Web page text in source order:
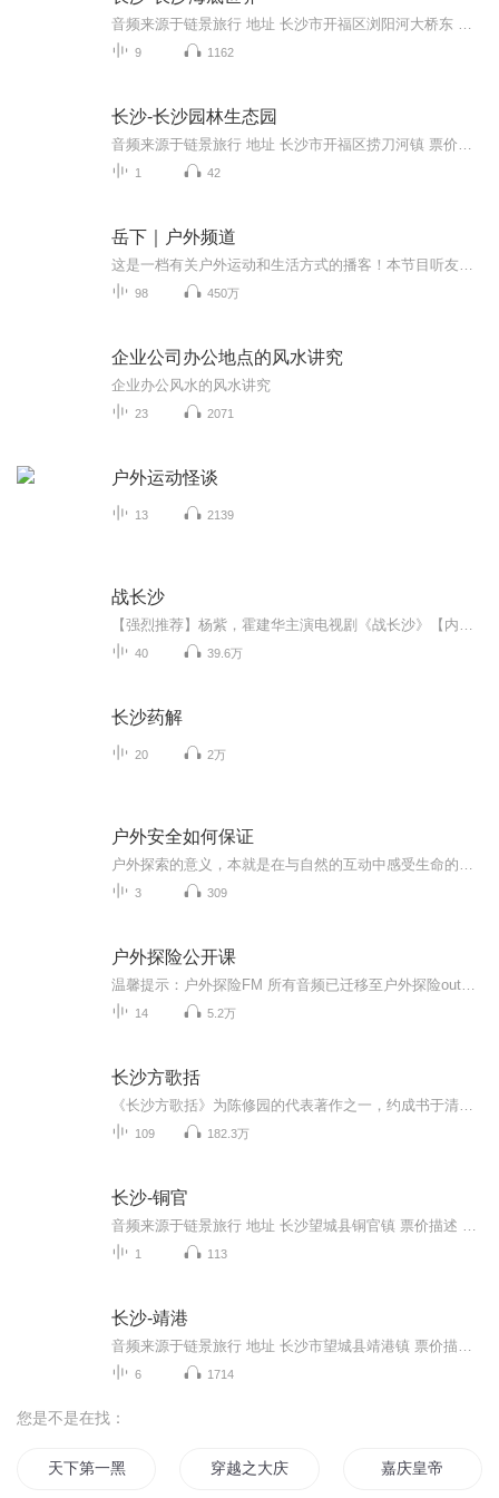
9 1162
长沙-长沙园林生态园
1 42
岳下｜户外频道
98 450万
企业公司办公地点的风水讲究
企业办公风水的风水讲究
23 2071
户外运动怪谈
13 2139
战长沙
40 39.6万
长沙药解
20 2万
户外安全如何保证
3 309
户外探险公开课
14 5.2万
长沙方歌括
109 182.3万
长沙-铜官
1 113
长沙-靖港
6 1714
您是不是在找：
天下第一黑户 穿越之大庆帝国 嘉庆皇帝